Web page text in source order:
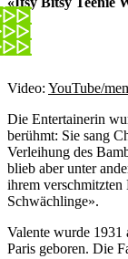
Video: YouTube/
Die Entertainerin
berühmt: Sie sang
Verleihung des
blieb aber unter
ihrem
Schwächlinge».
Valente wurde 1931
Paris geboren. Die